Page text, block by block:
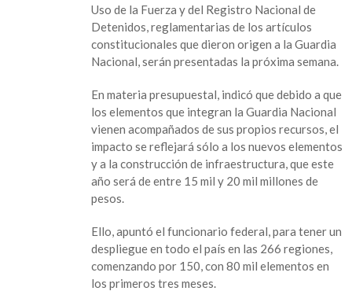
Uso de la Fuerza y del Registro Nacional de
Detenidos, reglamentarias de los artículos
constitucionales que dieron origen a la Guardia
Nacional, serán presentadas la próxima semana.
En materia presupuestal, indicó que debido a que
los elementos que integran la Guardia Nacional
vienen acompañados de sus propios recursos, el
impacto se reflejará sólo a los nuevos elementos
y a la construcción de infraestructura, que este
año será de entre 15 mil y 20 mil millones de
pesos.
Ello, apuntó el funcionario federal, para tener un
despliegue en todo el país en las 266 regiones,
comenzando por 150, con 80 mil elementos en
los primeros tres meses.